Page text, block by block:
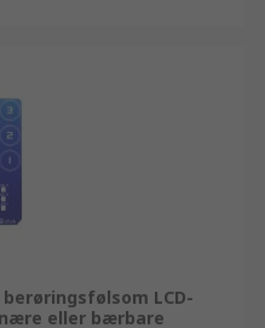
LCD-
eller bærbare